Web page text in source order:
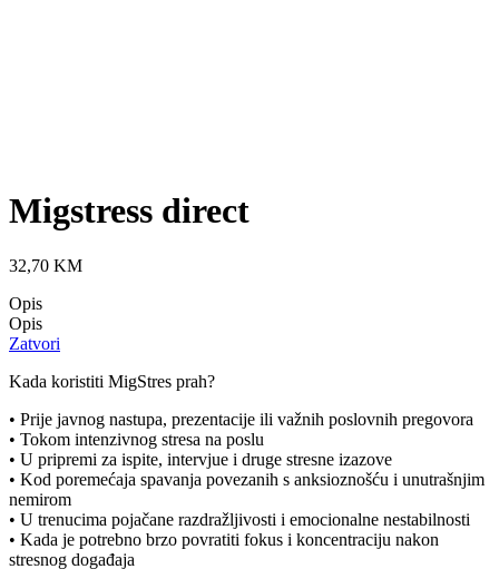
Migstress direct
32,70 KM
Opis
Opis
Zatvori
Kada koristiti MigStres prah?
• Prije javnog nastupa, prezentacije ili važnih poslovnih pregovora
• Tokom intenzivnog stresa na poslu
• U pripremi za ispite, intervjue i druge stresne izazove
• Kod poremećaja spavanja povezanih s anksioznošću i unutrašnjim
nemirom
• U trenucima pojačane razdražljivosti i emocionalne nestabilnosti
• Kada je potrebno brzo povratiti fokus i koncentraciju nakon
stresnog događaja